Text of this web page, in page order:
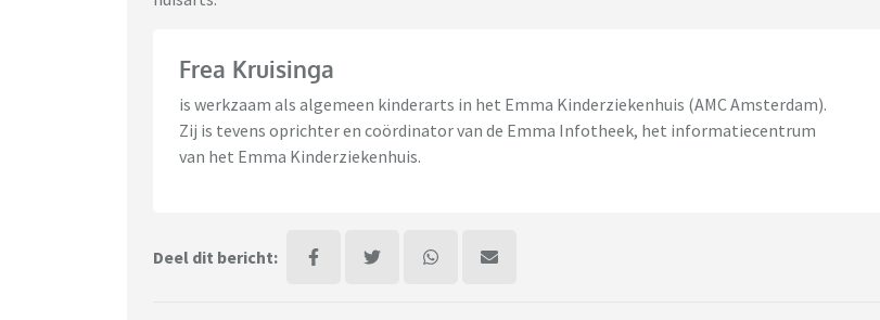
Frea Kruisinga
is werkzaam als algemeen kinderarts in het Emma Kinderziekenhuis (AMC Amsterdam).
Zij is tevens oprichter en coördinator van de Emma Infotheek, het informatiecentrum
van het Emma Kinderziekenhuis.
Deel dit bericht: